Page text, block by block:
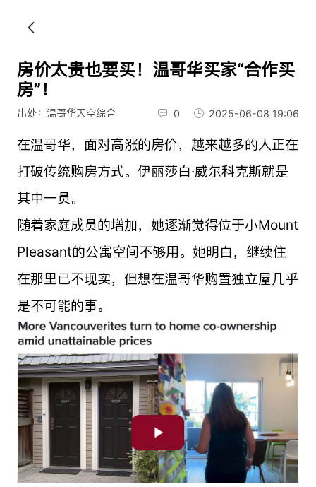
房价太贵也要买！温哥华买家“合作买
房”！
出处：温哥华天空综合 0 2025-06-08 19:06
在温哥华，面对高涨的房价，越来越多的人正在
打破传统购房方式。伊丽莎白·威尔科克斯就是
其中一员。
随着家庭成员的增加，她逐渐觉得位于小Mount
Pleasant的公寓空间不够用。她明白，继续住
在那里已不现实，但想在温哥华购置独立屋几乎
是不可能的事。